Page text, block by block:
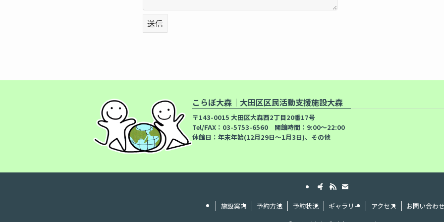
こらぼ大森｜大田区区民活動支援施設大森
〒143-0015 大田区大森西2丁目20番17号
Tel/FAX：03-5753-6560 開館時間：9:00～22:00
休館日：年末年始(12月29日～1月3日)、その他
施設案内 予約方法 予約状況 ギャラリー アクセス お問い合わ